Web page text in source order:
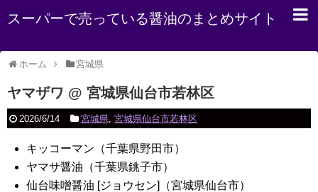
スーパーで売っている醤油のまとめサイト
ホーム 宮城県
ヤマザワ @ 宮城県仙台市若林区
2026/6/14 宮城県, 宮城県仙台市若林区
キッコーマン（千葉県野田市）
ヤマサ醤油（千葉県銚子市）
仙台味噌醤油 [ジョウセン]（宮城県仙台市）